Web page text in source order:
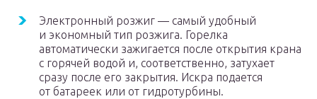
Электронный розжиг — самый удобный
и экономный тип розжига. Горелка
автоматически зажигается после открытия крана
с горячей водой и, соответственно, затухает
сразу после его закрытия. Искра подается
от батареек или от гидротурбины.